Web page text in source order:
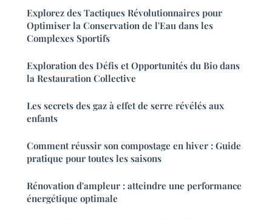
Explorez des Tactiques Révolutionnaires pour
Optimiser la Conservation de l'Eau dans les
Complexes Sportifs
Exploration des Défis et Opportunités du Bio dans
la Restauration Collective
Les secrets des gaz à effet de serre révélés aux
enfants
Comment réussir son compostage en hiver : Guide
pratique pour toutes les saisons
Rénovation d'ampleur : atteindre une performance
énergétique optimale